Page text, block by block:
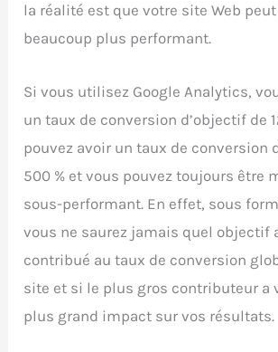
la réalité est que votre site Web
beaucoup plus performant.
Si vous utilisez Google Analytics,
un taux de conversion d’objectif de
pouvez avoir un taux de conversion
500 % et vous pouvez toujours être
sous-performant. En effet, sous
vous ne saurez jamais quel objectif
contribué au taux de conversion
site et si le plus gros contributeur a
plus grand impact sur vos résultats.